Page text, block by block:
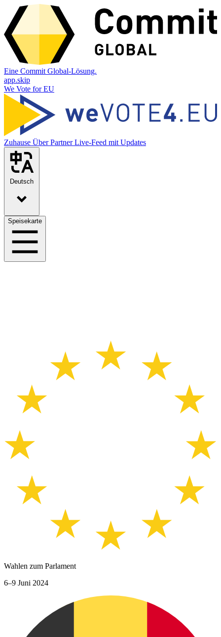
Eine Commit Global-Lösung.
app.skip
We Vote for EU
Zuhause ÜberPartnerLive-Feed mit Updates
Deutsch
Speisekarte
Wahlen zum Parlament
6–9 Juni 2024